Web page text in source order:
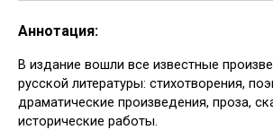
Аннотация:
В издание вошли все известные
русской литературы: стихотворения,
драматические произведения, проза,
исторические работы.